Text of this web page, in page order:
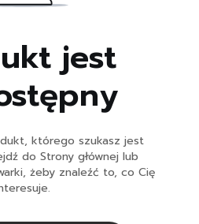
jest
którego szukasz jest
do Strony głównej lub
żeby znaleźć to, co Cię